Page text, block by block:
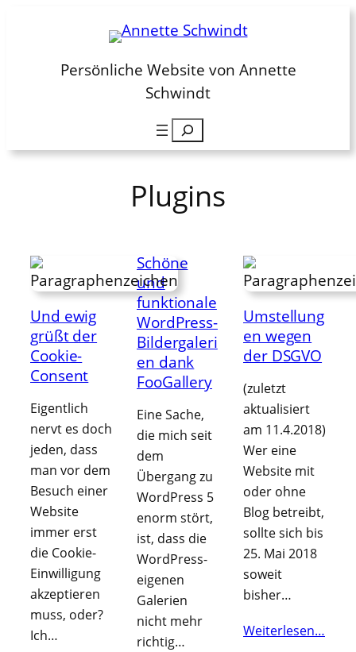
springenPersönliche Website von Annette
Schwindt
Suchen
Plugins
Und ewig
grüßt der
Cookie-
Consent
Eigentlich
nervt es doch
jeden, dass
man vor dem
Besuch einer
Website
immer erst
die Cookie-
Einwilligung
akzeptieren
muss, oder?
Ich…
Schöne
und
funktionale
WordPress-
Bildergaleri
en dank
FooGallery
Eine Sache,
die mich seit
dem
Übergang zu
WordPress 5
enorm stört,
ist, dass die
WordPress-
eigenen
Galerien
nicht mehr
richtig…
Umstellung
en wegen
der DSGVO
(zuletzt
aktualisiert
am 11.4.2018)
Wer eine
Website mit
oder ohne
Blog betreibt,
sollte sich bis
25. Mai 2018
soweit
bisher…
Weiterlesen…